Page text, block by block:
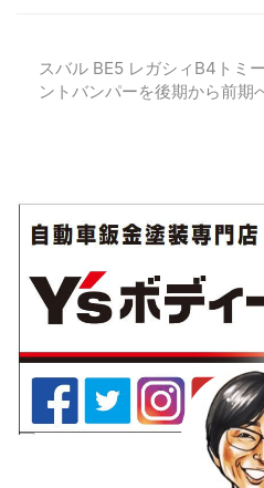
いきます。 下地処理 ▲クリ
ヤー塗装するので＃1500番程
スバル BE5 レガシィB4トミ
ントバンパーを後期から前期